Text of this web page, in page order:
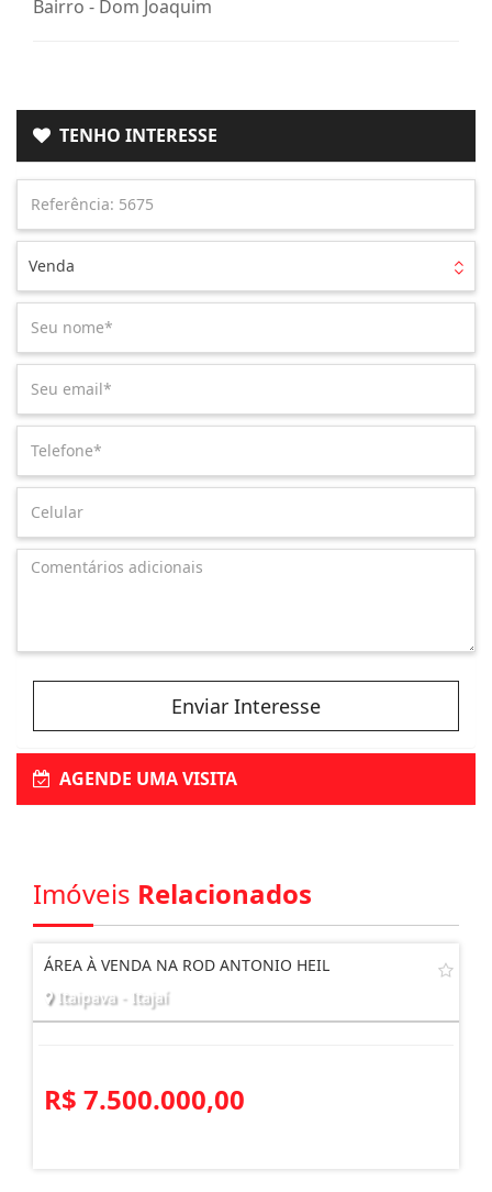
Bairro - Dom Joaquim
TENHO INTERESSE
Venda
Enviar Interesse
AGENDE UMA VISITA
Imóveis Relacionados
ÁREA À VENDA NA ROD ANTONIO HEIL
Itaipava - Itajaí
R$ 7.500.000,00